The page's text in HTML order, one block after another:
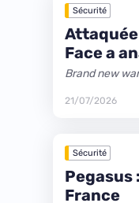
Sécurité
Face a
Brand new war
21/07/2026
Sécurité
Pegasus
France